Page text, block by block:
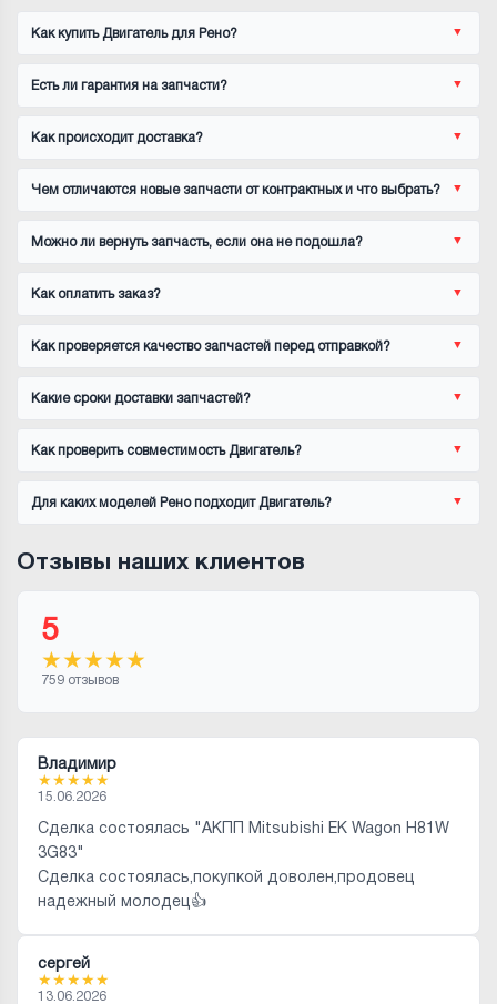
Как купить Двигатель для Рено?
Есть ли гарантия на запчасти?
Как происходит доставка?
Чем отличаются новые запчасти от контрактных и что выбрать?
Можно ли вернуть запчасть, если она не подошла?
Как оплатить заказ?
Как проверяется качество запчастей перед отправкой?
Какие сроки доставки запчастей?
Как проверить совместимость Двигатель?
Для каких моделей Рено подходит Двигатель?
Отзывы наших клиентов
5
★★★★★
759 отзывов
Владимир
★★★★★
15.06.2026
Сделка состоялась "АКПП Mitsubishi EK Wagon H81W
3G83"
Сделка состоялась,покупкой доволен,продовец
надежный молодец👍
сергей
★★★★★
13.06.2026